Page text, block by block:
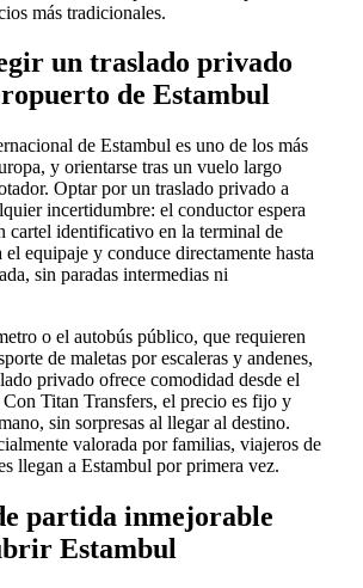
más tradicionales.
un traslado privado
de Estambul
de Estambul es uno de los más
y orientarse tras un vuelo largo
Optar por un traslado privado a
incertidumbre: el conductor espera
cartel identificativo en la terminal de
el equipaje y conduce directamente hasta
sin paradas intermedias ni
o el autobús público, que requieren
de maletas por escaleras y andenes,
privado ofrece comodidad desde el
Titan Transfers, el precio es fijo y
sin sorpresas al llegar al destino.
valorada por familias, viajeros de
llegan a Estambul por primera vez.
partida inmejorable
Estambul